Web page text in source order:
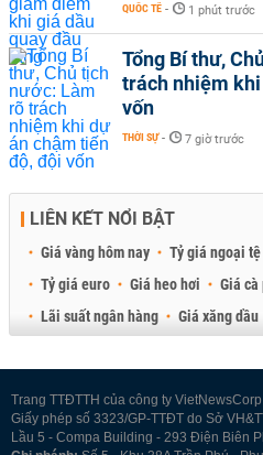
QUỐC TẾ - 1 phút trước
Tổng Bí thư,
trách nhiệm
vốn
THỜI SỰ - 7 giờ trước
LIÊN KẾT NỔI BẬT
Giá vàng hôm nay Tỷ giá ngoại tệ
Tỷ giá euro
Giá heo hơi Giá cà
Lãi suất ngân hàng
Giá xăng dầu
Trang TTĐTTH của công ty VietNewsCorp
Giấy phép số 3323/GP-TTĐT do Sở
Lầu 5 - Compa Building - 293 Điện Biên